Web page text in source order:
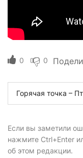
0 0
Горячая точка –
Если вы заметили
нажмите Ctrl+Enter
об этом редакции.